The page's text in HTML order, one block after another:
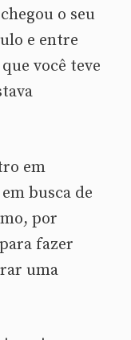
o seu
e entre
você teve
em
busca de
por
fazer
uma